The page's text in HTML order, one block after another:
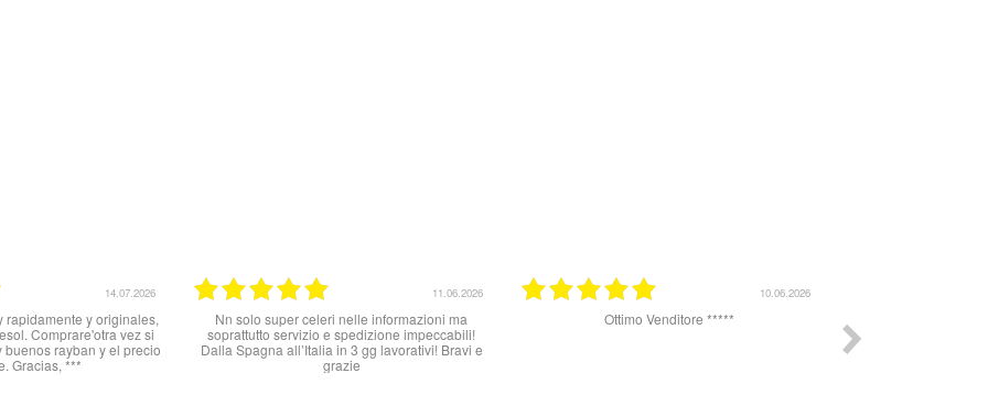
10.06.2026
Ottimo Venditore *****
31.03.2026
Buon prodotto, tutto ok
Ottimo sito per acquistare occhiali da sole. Un
pochino lenta la spedizione, ho ricevuto gli
occhiali dopo 8 giorni ma sul sito veniva